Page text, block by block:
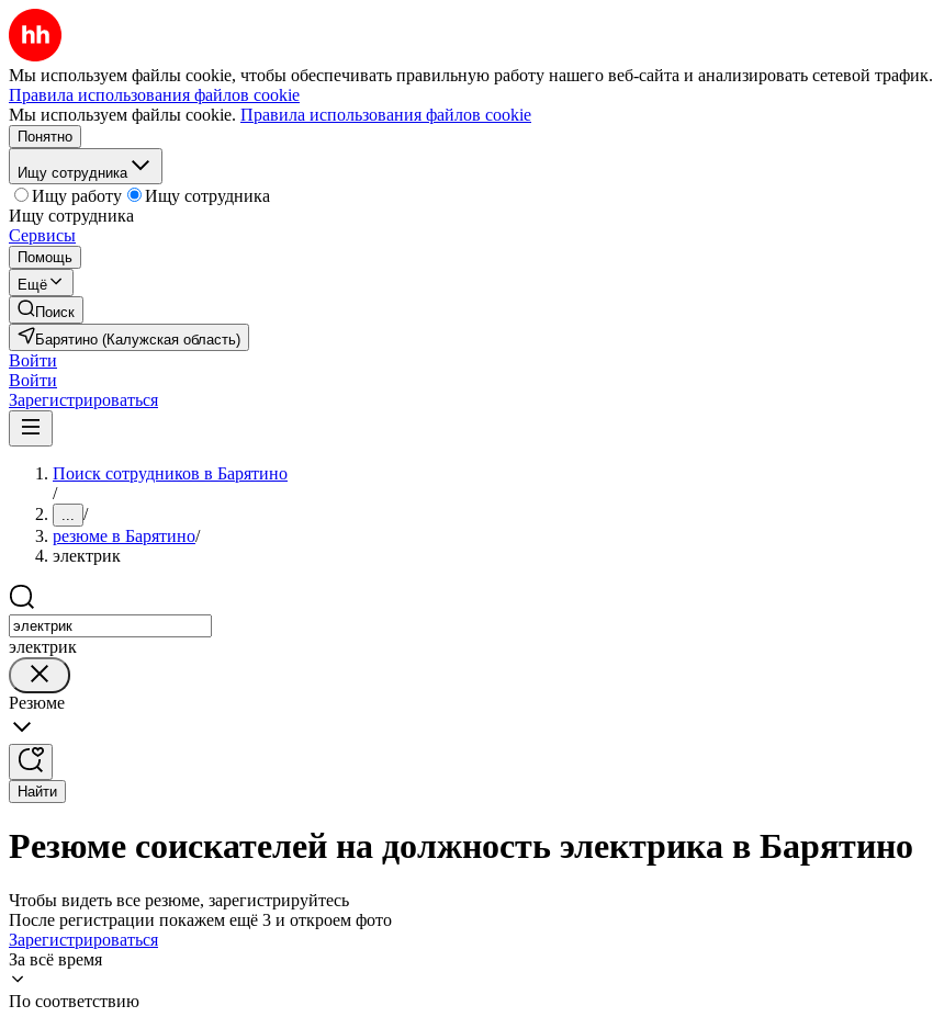
Мы используем файлы cookie, чтобы обеспечивать правильную работу нашего веб-сайта и анализировать сетевой трафик.
Правила использования файлов cookie
Мы используем файлы cookie. Правила использования файлов cookie
Понятно
Ищу сотрудника
Ищу работу
Ищу сотрудника
Ищу сотрудника
Сервисы
Помощь
Ещё
Поиск
Барятино (Калужская область)
Войти
Войти
Зарегистрироваться
Поиск сотрудников в Барятино
/
... /
резюме в Барятино/
электрик
электрик
Резюме
Найти
Резюме соискателей на должность электрика в Барятино
Чтобы видеть все резюме, зарегистрируйтесь
После регистрации покажем ещё 3 и откроем фото
Зарегистрироваться
За всё время
По соответствию